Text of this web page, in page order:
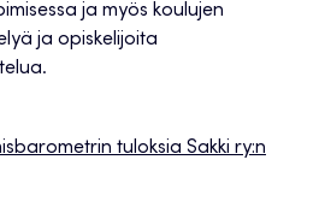
ja myös koulujen
ja opiskelijoita
tuloksia Sakki ry:n